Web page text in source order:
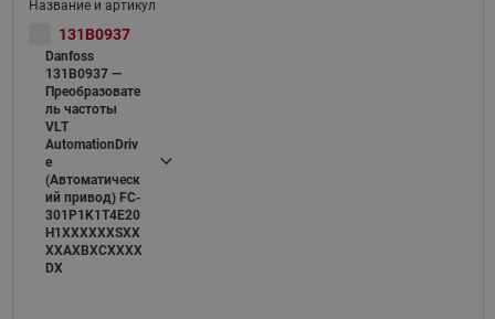
131B0937
Danfoss
131B0937 —
Преобразовате
ль частоты
VLT
AutomationDriv
e
(Автоматическ
ий привод) FC-
301P1K1T4E20
H1XXXXXXSXX
XXAXBXCXXXX
DX